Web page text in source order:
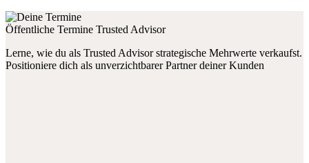
Öffentliche Termine Trusted Advisor
Lerne, wie du als Trusted Advisor strategische Mehrwerte verkaufst.
Positioniere dich als unverzichtbarer Partner deiner Kunden